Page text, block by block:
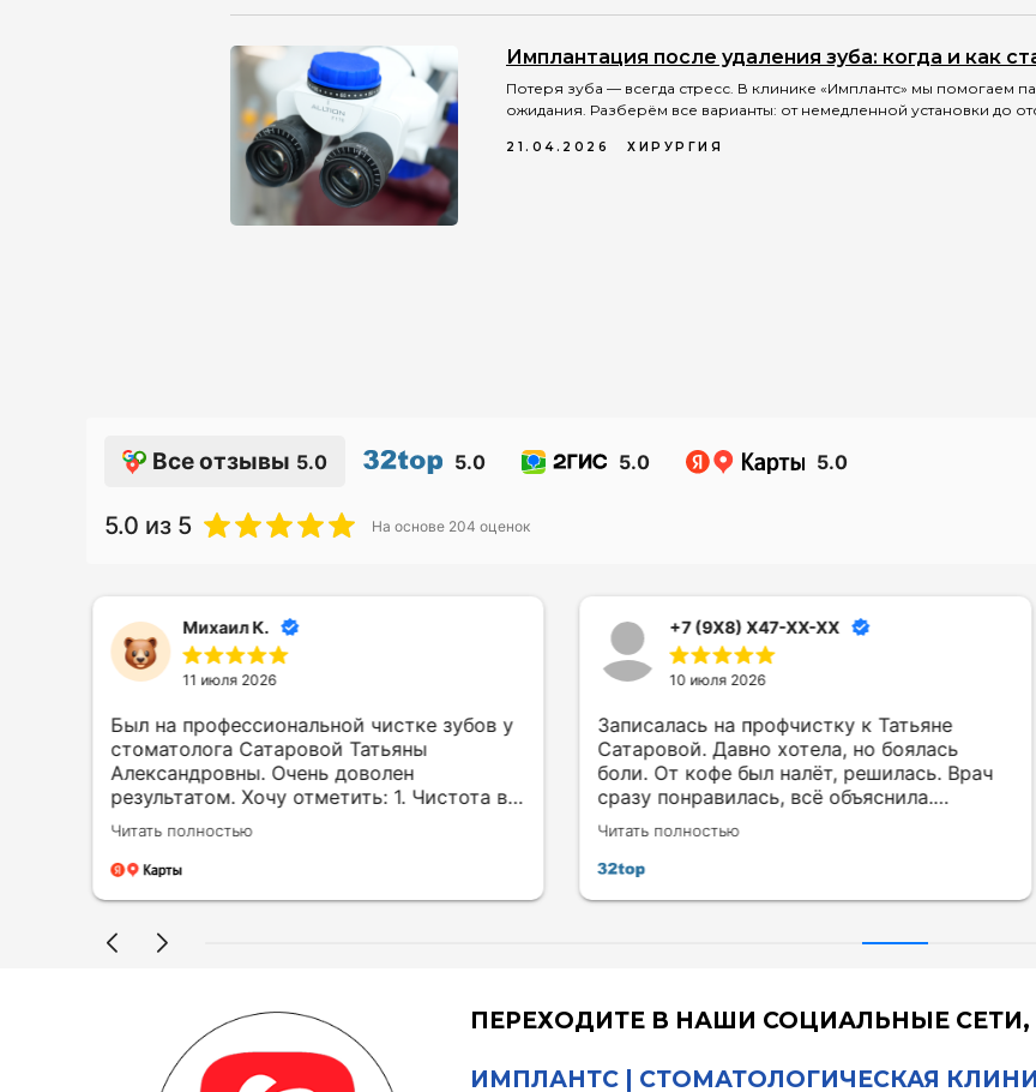
Имплантация после удаления зуба: когда и как
Потеря зуба — всегда стресс. В клинике «Имплантс» мы помогаем
ожидания. Разберём все варианты: от немедленной установки до
21.04.2026 ХИРУРГИЯ
Все отзывы 5.0 5.0 5.0 5.0
5.0 из 5 На основе 204 оценок
Михаил К.
11 июля 2026
Был на профессиональной чистке зубов у
стоматолога Сатаровой Татьяны
Александровны. Очень доволен
результатом. Хочу отметить: 1. Чистота в
клинике 2. Внимательное и
Тщательная чистка зубов (без спешки с
рта и на что обратить внимание в плане
Читать полностью
+7 (9X8) X47-XX-XX
10 июля 2026
Записалась на профчистку к Татьяне
Сатаровой. Давно хотела, но боялась
боли. От кофе был налёт, решилась. Врач
сразу понравилась, всё объяснила.
Процедура комфортная, современное
супер, зубы светлее, налёт ушёл.
Очень рада, что попала к ней.
Читать полностью
ПЕРЕХОДИТЕ В НАШИ СОЦИАЛЬНЫЕ
ИМПЛАНТС | СТОМАТОЛОГИЧЕСКАЯ